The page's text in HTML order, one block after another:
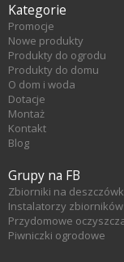
Kategorie
Promocje
Nowe produkty
Produkty do ogrodu
Produkty do domu
O dom i woda
Dotacje
Montaż
Kontakt
Blog
Grupy na FB
Zbiorniki na
Instalatorzy
Przydomowe
Piwniczki ogrodowe